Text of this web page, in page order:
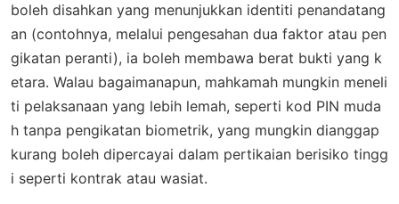
boleh disahkan yang menunjukkan identiti penandatang
an (contohnya, melalui pengesahan dua faktor atau pen
gikatan peranti), ia boleh membawa berat bukti yang k
etara. Walau bagaimanapun, mahkamah mungkin meneli
ti pelaksanaan yang lebih lemah, seperti kod PIN muda
h tanpa pengikatan biometrik, yang mungkin dianggap
kurang boleh dipercayai dalam pertikaian berisiko tingg
i seperti kontrak atau wasiat.